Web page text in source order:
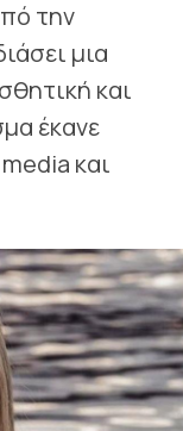
την
μια
και
έκανε
και